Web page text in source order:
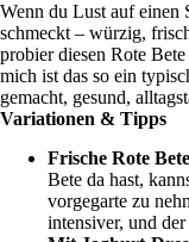
Wenn du Lust auf einen
schmeckt – würzig,
probier diesen Rote
mich ist das so ein
gemacht, gesund,
Variationen & Tipps
Frische Rote
Bete da hast,
vorgegarte zu
intensiver, und